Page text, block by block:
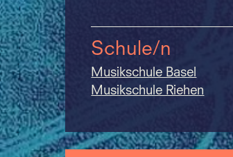
Schule/n
Musikschule Basel
Musikschule Riehen